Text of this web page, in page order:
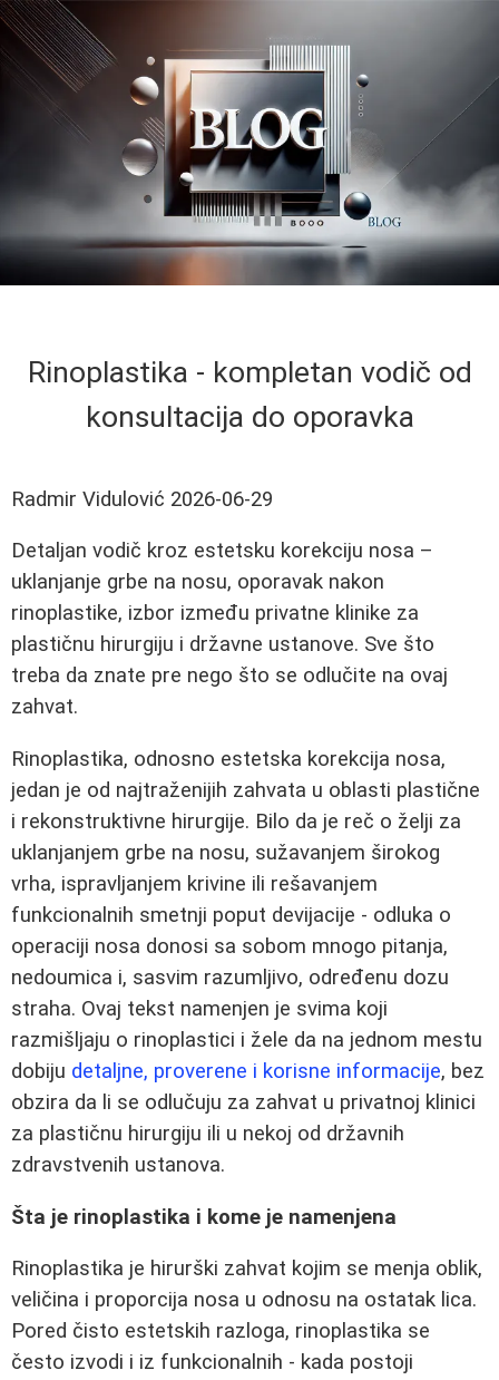
Rinoplastika - kompletan vodič od
konsultacija do oporavka
Radmir Vidulović 2026-06-29
Detaljan vodič kroz estetsku korekciju nosa –
uklanjanje grbe na nosu, oporavak nakon
rinoplastike, izbor između privatne klinike za
plastičnu hirurgiju i državne ustanove. Sve što
treba da znate pre nego što se odlučite na ovaj
zahvat.
Rinoplastika, odnosno estetska korekcija nosa,
jedan je od najtraženijih zahvata u oblasti plastične
i rekonstruktivne hirurgije. Bilo da je reč o želji za
uklanjanjem grbe na nosu, sužavanjem širokog
vrha, ispravljanjem krivine ili rešavanjem
funkcionalnih smetnji poput devijacije - odluka o
operaciji nosa donosi sa sobom mnogo pitanja,
nedoumica i, sasvim razumljivo, određenu dozu
straha. Ovaj tekst namenjen je svima koji
razmišljaju o rinoplastici i žele da na jednom mestu
dobiju detaljne, proverene i korisne informacije, bez
obzira da li se odlučuju za zahvat u privatnoj klinici
za plastičnu hirurgiju ili u nekoj od državnih
zdravstvenih ustanova.
Šta je rinoplastika i kome je namenjena
Rinoplastika je hirurški zahvat kojim se menja oblik,
veličina i proporcija nosa u odnosu na ostatak lica.
Pored čisto estetskih razloga, rinoplastika se
često izvodi i iz funkcionalnih - kada postoji